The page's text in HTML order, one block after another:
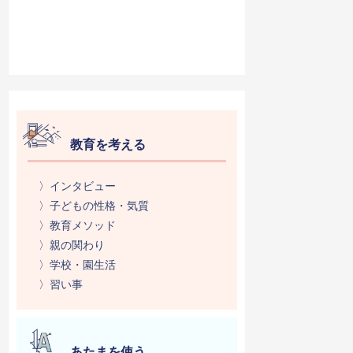
教育を考える
〉インタビュー
〉子どもの性格・気質
〉教育メソッド
〉親の関わり
〉学校・園生活
〉習い事